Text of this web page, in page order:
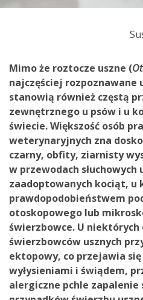
Mimo że roztocze uszne (
najczęściej rozpoznawane
stanowią również częstą
zewnętrznego u psów i u
świecie. Większość osób
weterynaryjnych zna
czarny, obfity, ziarnisty
w przewodach słuchowych
zaadoptowanych kociąt, u
prawdopodobieństwem
otoskopowego lub
świerzbowce. U
świerzbowców usznych
ektopowy, co przejawia
wyłysieniami i świądem,
alergiczne pchle zapalenie